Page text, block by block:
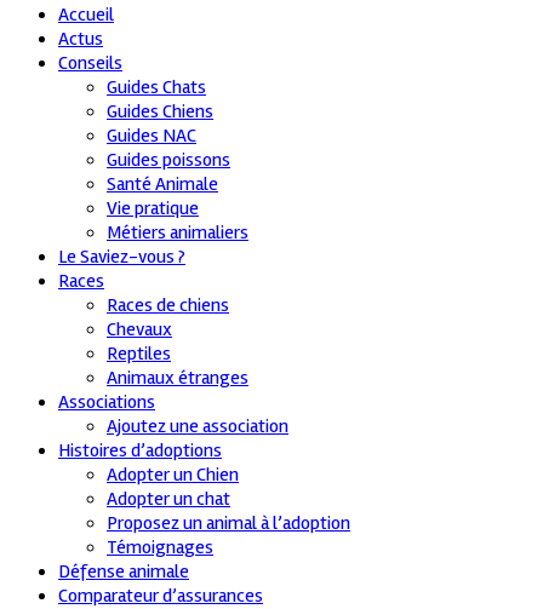
Accueil
Actus
Conseils
Guides Chats
Guides Chiens
Guides NAC
Guides poissons
Santé Animale
Vie pratique
Métiers animaliers
Le Saviez-vous ?
Races
Races de chiens
Chevaux
Reptiles
Animaux étranges
Associations
Ajoutez une association
Histoires d’adoptions
Adopter un Chien
Adopter un chat
Proposez un animal à l’adoption
Témoignages
Défense animale
Comparateur d’assurances